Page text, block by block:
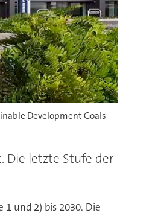
Development Goals
Die letzte Stufe der
und 2) bis 2030. Die